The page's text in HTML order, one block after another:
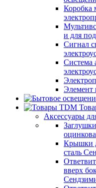
Коробка
и для
Сигнал
Система
Элемент
Аксессуары
Крышки
сталь
вверх